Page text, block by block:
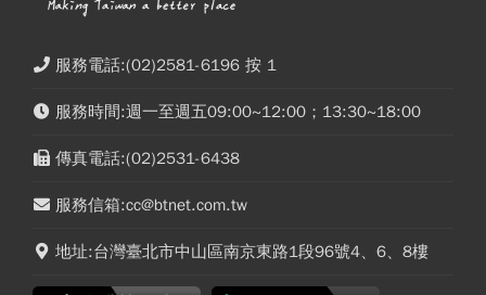
服務電話:(02)2581-6196 按 1
服務時間:週一至週五09:00~12:00；13:30~18:00
傳真電話:(02)2531-6438
服務信箱:cc@btnet.com.tw
地址:台灣臺北市中山區南京東路1段96號4、6、8樓